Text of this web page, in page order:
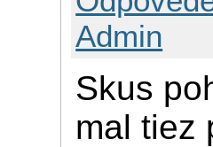
Admin
Skus
mal tiez